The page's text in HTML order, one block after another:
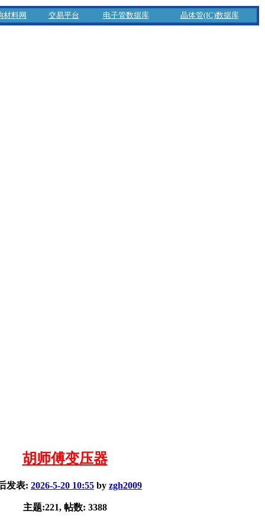
材料网 交易平台 电子管数据库 晶体管(IC)数据库
胡师傅变压器
发表: 2026-5-20 10:55 by zgh2009
主题:221, 帖数: 3388